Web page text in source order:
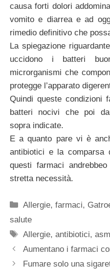
causa forti dolori
vomito e diarrea e ad
rimedio definitivo che
La spiegazione
uccidono i batteri
microrganismi che
protegge l’apparato
Quindi queste condizioni
batteri nocivi che poi
sopra indicate.
E a quanto pare vi è
antibiotici e la
questi farmaci
stretta necessità.
Categorie
Allergie,farmaci,
salute
Tag
Allergie,antibiotici,
Aumentano i farmaci
Fumare solo una